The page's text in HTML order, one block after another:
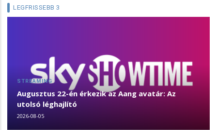
LEGFRISSEBB 3
STREAMING
Augusztus 22-én érkezik az Aang avatár: Az
utolsó léghajlító
2026-08-05